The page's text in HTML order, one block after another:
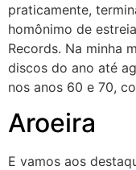
praticamente,
homônimo de
Records. Na minha
discos do ano até
nos anos 60 e 70,
Aroeira
E vamos aos